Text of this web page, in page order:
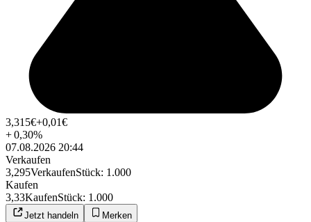
3,315€+0,01€
+0,30%
07.08.2026 20:44
Verkaufen
3,295VerkaufenStück: 1.000
Kaufen
3,33KaufenStück: 1.000
Jetzt handeln Merken